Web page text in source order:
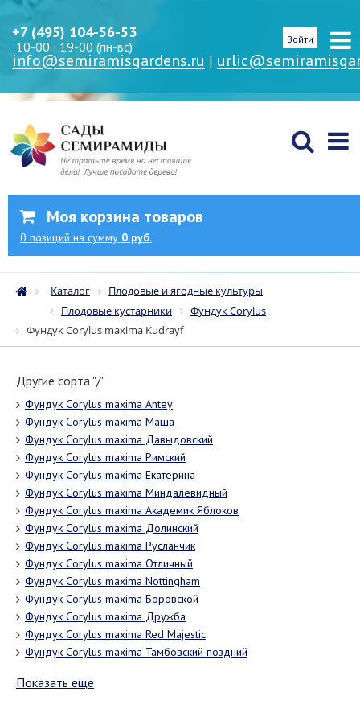
+7 (495) 104-56-53
10-00 : 19-00 (пн-вс)
info@semiramisgardens.ru |
Войти
Моя корзина товаров
0 позиций на сумму 0 руб.
Каталог
Плодовые и ягодные культуры
Плодовые кустарники
Фундук Corylus
Фундук Corylus maxima Kudrayf
Другие сорта "/"
Фундук Corylus maxima Antey
Фундук Corylus maxima Маша
Фундук Corylus maxima Давыдовский
Фундук Corylus maxima Римский
Фундук Corylus maxima Екатерина
Фундук Corylus maxima Миндалевидный
Фундук Corylus maxima Академик Яблоков
Фундук Corylus maxima Долинский
Фундук Corylus maxima Русланчик
Фундук Corylus maxima Отличный
Фундук Corylus maxima Nottingham
Фундук Corylus maxima Боровской
Фундук Corylus maxima Дружба
Фундук Corylus maxima Red Majestic
Фундук Corylus maxima Тамбовский поздний
Показать еще